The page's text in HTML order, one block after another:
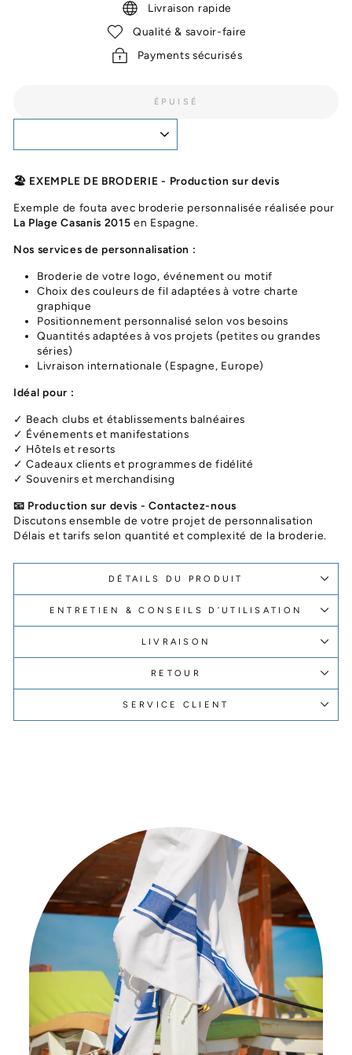
Livraison rapide
Qualité & savoir-faire
Payments sécurisés
ÉPUISÉ
🏖️ EXEMPLE DE BRODERIE - Production sur devis
Exemple de fouta avec broderie personnalisée réalisée pour
La Plage Casanis 2015 en Espagne.
Nos services de personnalisation :
Broderie de votre logo, événement ou motif
Choix des couleurs de fil adaptées à votre charte
graphique
Positionnement personnalisé selon vos besoins
Quantités adaptées à vos projets (petites ou grandes
séries)
Livraison internationale (Espagne, Europe)
Idéal pour :
✓ Beach clubs et établissements balnéaires
✓ Événements et manifestations
✓ Hôtels et resorts
✓ Cadeaux clients et programmes de fidélité
✓ Souvenirs et merchandising
📧 Production sur devis - Contactez-nous
Discutons ensemble de votre projet de personnalisation
Délais et tarifs selon quantité et complexité de la broderie.
DÉTAILS DU PRODUIT
ENTRETIEN & CONSEILS D’UTILISATION
LIVRAISON
RETOUR
SERVICE CLIENT